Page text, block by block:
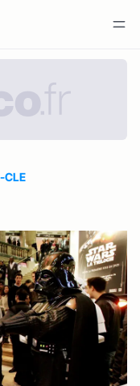
CLE